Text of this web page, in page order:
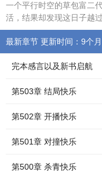
一个平行时空的草包富二
活，结果却发现这日子越
最新章节 更新时间：9个
完本感言以及新书启航
第503章 结局快乐
第502章 开播快乐
第501章 对撞快乐
第500章 杀青快乐